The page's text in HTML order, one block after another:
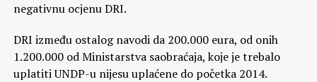
negativnu ocjenu DRI.
DRI između ostalog navodi da 200.000 eura, od onih
1.200.000 od Ministarstva saobraćaja, koje je trebalo
uplatiti UNDP-u nijesu uplaćene do početka 2014.